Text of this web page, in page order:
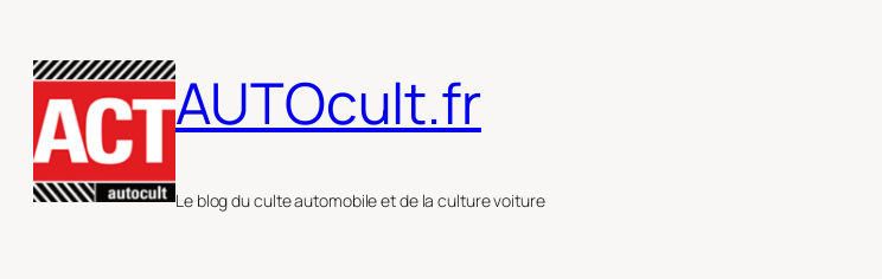
au
contenu
AUTOcult.fr
Le blog du culte automobile et de la culture voiture